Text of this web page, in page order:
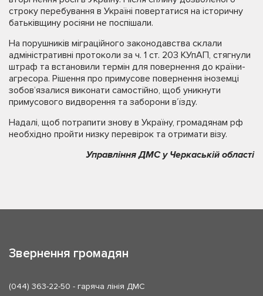
строку перебування в Україні повертатися на історичну
батьківщину росіяни не поспішали.
На порушників міграційного законодавства склали
адміністративні протоколи за ч. 1 ст. 203 КУпАП, стягнули
штраф та встановили термін для повернення до країни-
агресора. Рішення про примусове повернення іноземці
зобов’язалися виконати самостійно, щоб уникнути
примусового видворення та заборони в’їзду.
Надалі, щоб потрапити знову в Україну, громадянам рф
необхідно пройти низку перевірок та отримати візу.
Управління ДМС у Черкаській області
Звернення громадян
(044) 363-22-50 - гаряча лінія ДМС